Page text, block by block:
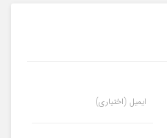
ایمیل (اختیاری)